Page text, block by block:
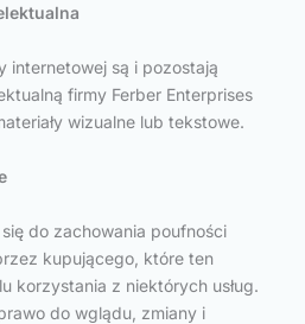
internetowej są i pozostają
firmy Ferber Enterprises
wizualne lub tekstowe.
do zachowania poufności
kupującego, które ten
korzystania z niektórych usług.
do wglądu, zmiany i